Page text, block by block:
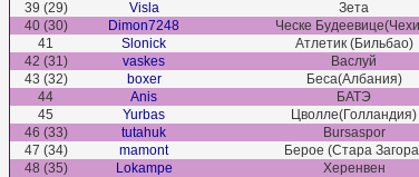
39 (29)
Visla Зета
40 (30)
Dimon7248 Ческе
41
Slonick Атлетик (Бильбао)
42 (31)
vaskes Васлуй
43 (32)
boxer Беса(Албания)
44
Anis БАТЭ
45
Yurbas Цволле(Голландия)
46 (33)
tutahuk Bursaspor
47 (34)
mamont Берое (Стара
48 (35)
Lokampe Херенвен